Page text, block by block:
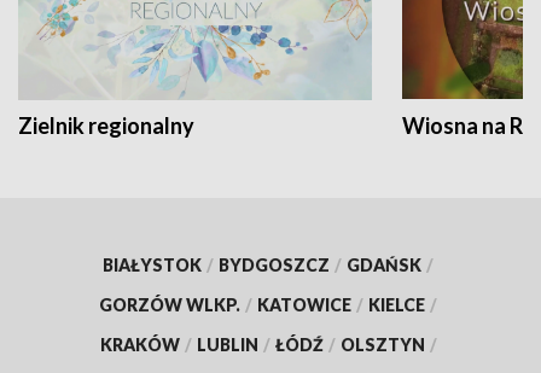
Zielnik regionalny Wiosna na
BIAŁYSTOK / BYDGOSZCZ / GDAŃSK /
GORZÓW WLKP. / KATOWICE / KIELCE /
KRAKÓW / LUBLIN / ŁÓDŹ / OLSZTYN /